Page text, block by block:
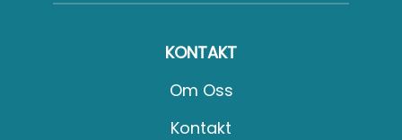
KONTAKT
Om Oss
Kontakt